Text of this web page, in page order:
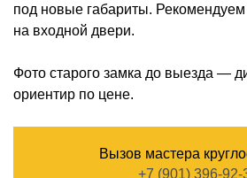
под новые габариты. Рекомендуем
на входной двери.
Фото старого замка до выезда —
ориентир по цене.
Вызов мастера
+7 (901) 396-92-